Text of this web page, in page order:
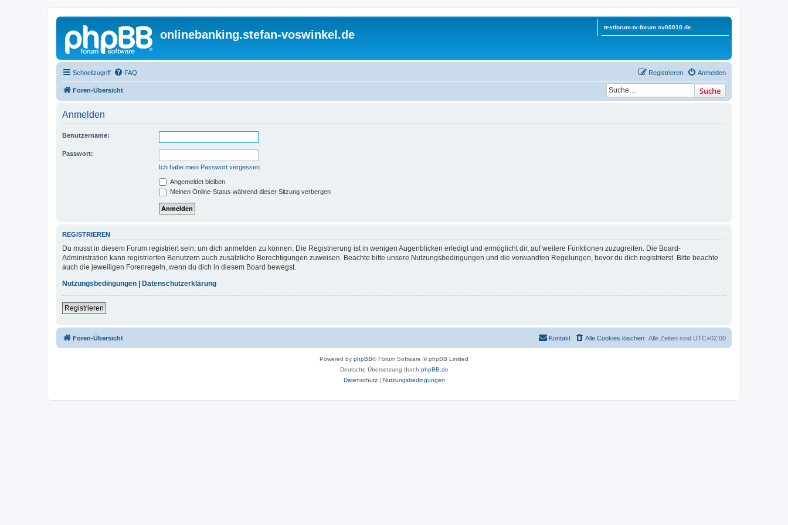
onlinebanking.stefan-voswinkel.de
testforum-tv-forum.sv00010.de
Schnellzugriff FAQ Anmelden
Registrieren
Foren-Übersicht Suche
Anmelden
Benutzername:
Passwort:
Ich habe mein Passwort vergessen
Angemeldet bleiben
Meinen Online-Status während dieser Sitzung verbergen
REGISTRIEREN
Du musst in diesem Forum registriert sein, um dich anmelden zu können. Die Registrierung ist in wenigen Augenblicken erledigt und ermöglicht dir, auf weitere Funktionen zuzugreifen. Die Board-
Administration kann registrierten Benutzern auch zusätzliche Berechtigungen zuweisen. Beachte bitte unsere Nutzungsbedingungen und die verwandten Regelungen, bevor du dich registrierst. Bitte beachte
auch die jeweiligen Forenregeln, wenn du dich in diesem Board bewegst.
Nutzungsbedingungen | Datenschutzerklärung
Registrieren
Foren-Übersicht Alle Zeiten sind UTC+02:00
Alle Cookies löschen
Kontakt
Powered by phpBB® Forum Software © phpBB Limited
Deutsche Übersetzung durch phpBB.de
Datenschutz| Nutzungsbedingungen